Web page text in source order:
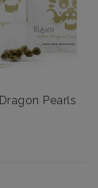
Pearls